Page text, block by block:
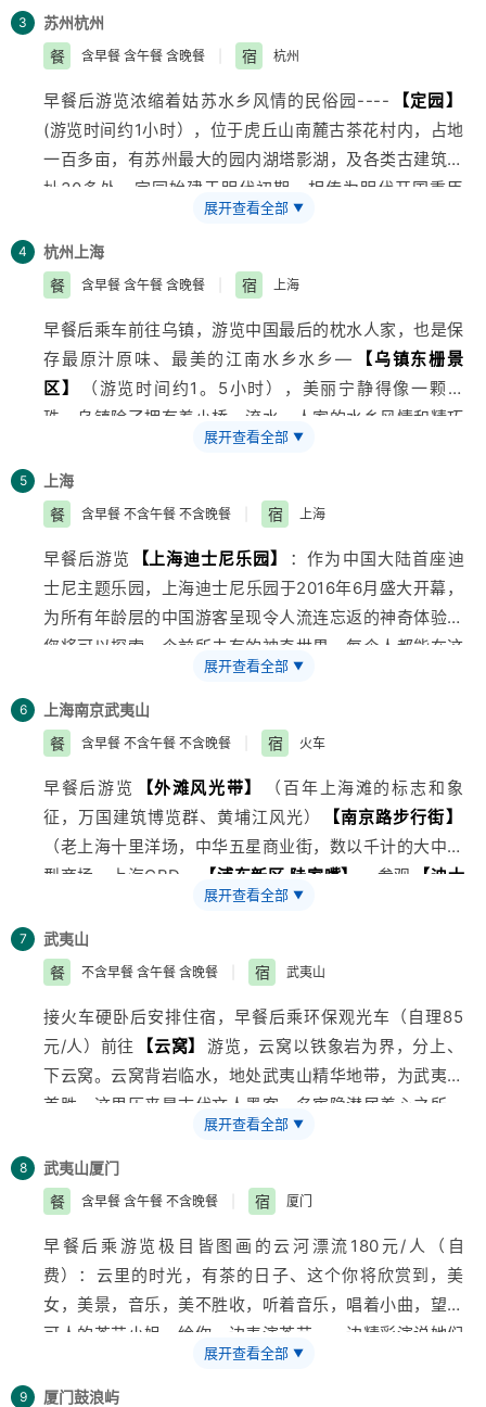
欣赏三万六千顷湖光山色。乘车前往苏州，早餐后游览中
国唯一的园林水乡古镇乾隆六次去过的地方—
渎】
：虹饮山房（江南皇家园林、古戏台、圣旨馆
等）、香溪游船、参观《私人定制》拍摄基地——木渎-
古松园。
3 苏州杭州
餐
含早餐 含午餐 含晚餐 宿 杭州
早餐后游览浓缩着姑苏水乡风情的民俗园----
【定园】
(游览时间约1小时），位于虎丘山南麓古茶花村内，占地
一百多亩，有苏州最大的园内湖塔影湖，及各类古建筑遗
址30多处。定园始建于明代初期，相传为明代开国重臣
刘伯温的私宅。参观苏和盛珍珠博物馆（约1小时），
【漫步西湖】
观孤山烟雨、观雷峰塔外景；远眺钱塘江大桥、观六合塔
外景，游览新西湖十景之一的“曲 院 风 荷”或者“花 港 观
鱼”含红鱼池、孔雀园、御碑等景点。
展开查看全部 ▼
4 杭州 上海
餐
含早餐 含午餐 含晚餐 宿 上海
早餐后乘车前往乌镇，游览中国最后的枕水人家，也是保
存最原汁原味、最美的江南水乡水乡—
【乌镇东栅景
区】
（游览时间约1。5小时），美丽宁静得像一颗珍
珠，乌镇除了拥有着小桥、流水、人家的水乡风情和精巧
雅致的民居建筑之外，更多地飘逸着一股浓郁的历史和文
化气息，可参观酿酒坊、蓝印花布坊、矛盾故居、江南百
床馆、励志书院等景点。参观AAA级 旅游
绣天地蚕桑博览园（约1.5小时），乘车赴国际化大都市
——上海(车程约1.5小时)。赠送游览中国十大影视基地之
一的【上海影视乐园】（游览时间约60分钟）：你可以
看到《情深深雨蒙蒙》里的铁桥，可以看到电影《功夫》
里令人印象深刻的猪笼镇，还能身临《色戒》里老上海街
品的明星大腕，走在30年代的南京路外滩，感受一下
《上海滩》里的经典浪漫情怀。
展开查看全部 ▼
5
上海
餐
含早餐 不含午餐 不含晚餐 宿 上海
早餐后游览 【上海迪士尼乐园】
：作为中国大陆首座迪
士尼主题乐园，上海迪士尼乐园于2016年6月盛大开幕，
为所有年龄层的中国游客呈现令人流连忘返的神奇体验。
您将可以探索一个前所未有的神奇世界，每个人都能在这
里点亮 心中奇梦。这就是上海迪士尼乐园，充满创造
力、冒险精神与无穷精彩的快乐天地。您可在此游览全球
最大的迪士尼城堡——奇幻童话城堡，探索别具一格又令
人难 忘的六大主题园区——米奇大街、奇想花园、梦幻
世界、探险岛、宝藏湾和明日世界。
展开查看全部 ▼
6 上海南京武夷山
餐
含早餐 不含午餐 不含晚餐 宿 火车
早餐后游览 【外滩风光带】 （百年 上海滩的标志和象
征，万国建筑博览群、黄埔江风光）
【南京路步行街】
（老上海十里洋场，中华五星商业街，数以千计的大中小
型商场，上海CBD—
【浦东新区·陆家嘴】 ，参观
【迪士
（全球最大的迪士尼主题体验店，通过运用最
前沿的科技，让消费者有机会和广受欢迎的米奇、米妮、
蜘蛛侠、钢铁侠、蝙蝠侠、
美国 队长等的经典角色互动，
店铺中心高达5.855米的迪士尼神奇王国城堡，每隔一小
时上演一场音乐投影秀。是迪士尼迷不可错过的奇妙之
地）。乘做火车硬卧前往武夷山。
展开查看全部 ▼
7
武夷山
餐
不含早餐 含午餐 含晚餐 宿 武夷山
接火车硬卧后安排住宿，早餐后乘环保观光车（自理85
元/人）前往
【云窝】
游览，云窝以铁象岩为界，分上、
下云窝。云窝背岩临水，地处武夷山精华地带，为武夷山
首胜，这里历来是古代文人墨客、名宦隐潜居养心之所，
此处因常有云窝飘渺而得名，是古代道人方士隐居潜读的
地方。团友经茶洞，看五月第一壁——
后前往武夷山第一胜地【天游峰】(约3-4小时)，此处三
方环水，登其颠观云海，犹如天上游，九曲全景尽收眼
底；游览【大红袍景区】 ，请放慢您的脚步，听着您喜
欢的音乐，感受着小桥-流水-人家，倾听鸟儿欢快的歌
声。宋代诗人范仲淹就写诗赞道：“年年春自东南来，建
溪先暖水微开。溪边奇茗冠天下，武夷仙人从古栽。”到
武夷岩茶中的状元，它生长在武夷山北部的九龙窠中，仅
展开查看全部 ▼
8 武夷山厦门
餐
含早餐 含午餐 不含晚餐 宿 厦门
早餐后乘游览极目皆图画的云河漂流180元/人（自
费）：云里的时光，有茶的日子、这个你将欣赏到，美
女，美景，音乐，美不胜收，听着音乐，唱着小曲，望着
可人的茶艺小姐，给你一边表演茶艺，一边精彩演说她们
的故事，时而流连忘返，时而回望大王与玉女的爱情故
事。后游览
展开查看全部 ▼
9 厦门鼓浪屿